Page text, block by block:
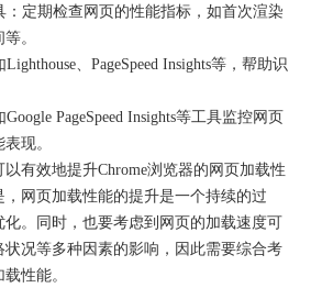
：定期检查网页的性能指标，如首次渲染
。
、PageSpeed Insights等，帮助识
PageSpeed Insights等工具监控网页
现。
有效地提升Chrome浏览器的网页加载性
网页加载性能的提升是一个持续的过
。同时，也要考虑到网页的加载速度可
况等多种因素的影响，因此需要综合考
性能。